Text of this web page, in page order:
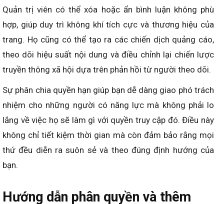
Quản trị viên có thể xóa hoặc ẩn bình luận không phù
hợp, giúp duy trì không khí tích cực và thương hiệu của
trang. Họ cũng có thể tạo ra các chiến dịch quảng cáo,
theo dõi hiệu suất nội dung và điều chỉnh lại chiến lược
truyền thông xã hội dựa trên phản hồi từ người theo dõi.
Sự phân chia quyền hạn giúp bạn dễ dàng giao phó trách
nhiệm cho những người có năng lực mà không phải lo
lắng về việc họ sẽ làm gì với quyền truy cập đó. Điều này
không chỉ tiết kiệm thời gian mà còn đảm bảo rằng mọi
thứ đều diễn ra suôn sẻ và theo đúng định hướng của
bạn.
Hướng dẫn phân quyền và thêm